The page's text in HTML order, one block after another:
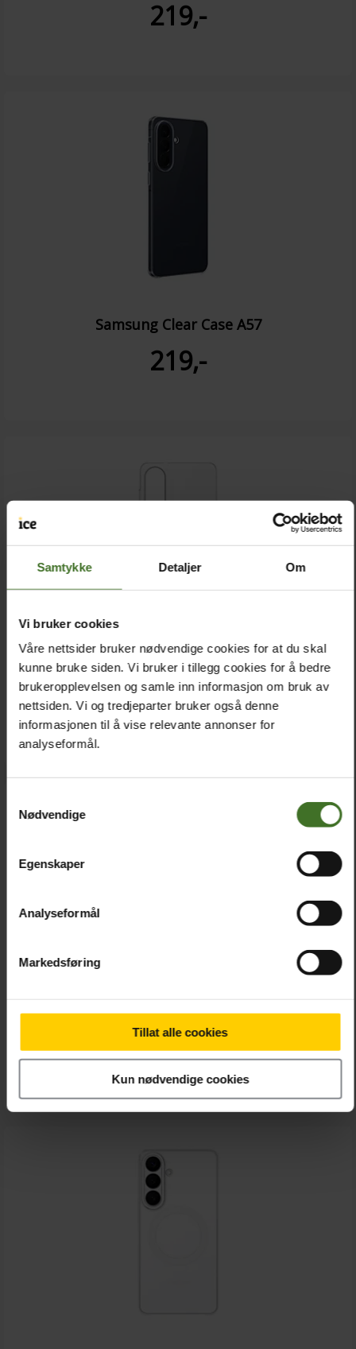
Samtykke Detaljer Om
Vi bruker cookies
Våre nettsider bruker nødvendige cookies for at du skal
kunne bruke siden. Vi bruker i tillegg cookies for å bedre
brukeropplevelsen og samle inn informasjon om bruk av
nettsiden. Vi og tredjeparter bruker også denne
informasjonen til å vise relevante annonser for
analyseformål.
Nødvendige
Egenskaper
Analyseformål
Markedsføring
Tillat alle cookies
Kun nødvendige cookies
219,-
Samsung Clear Case A57
219,-
Samsung Clear Case S25 Edge
289,-
Samsung Clear Case S26 Ultra TRP
399,-